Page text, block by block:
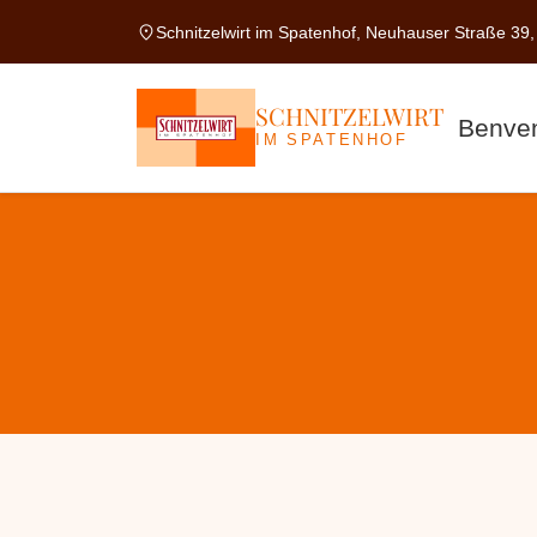
location_onSchnitzelwirt im Spatenhof, Neuhauser Straße
SCHNITZELWIRT
IM SPATENHOF